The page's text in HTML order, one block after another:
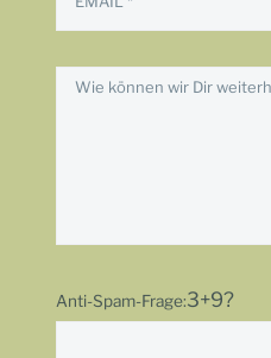
Anti-Spam-Frage:3+9?